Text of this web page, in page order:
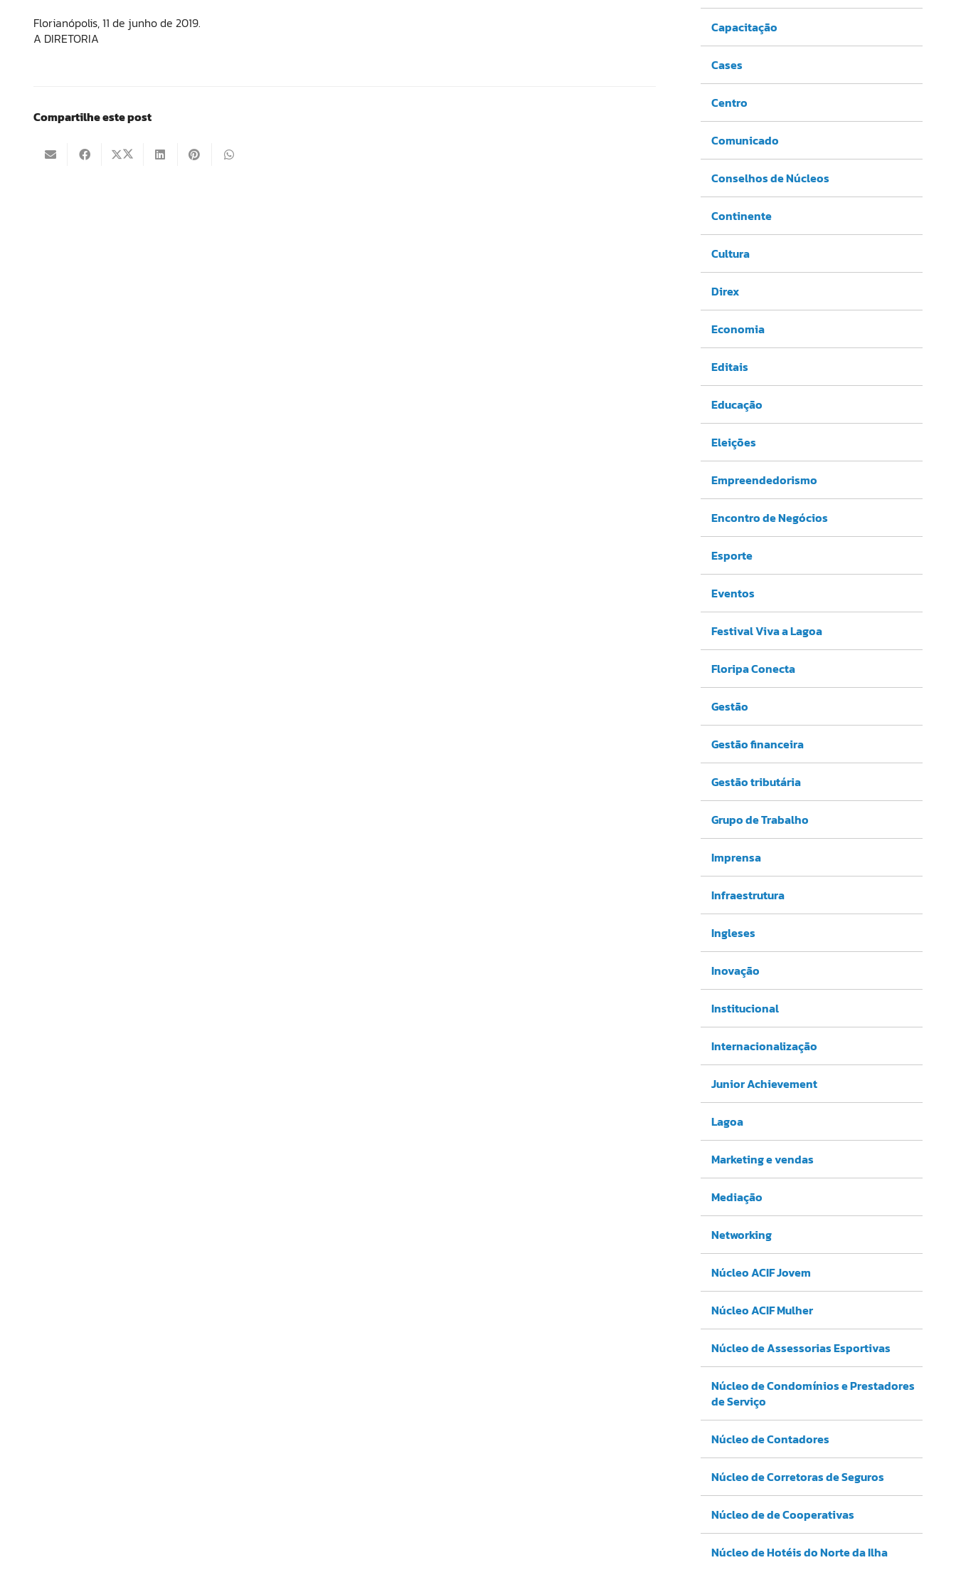
Florianópolis, 11 de junho de 2019.
A DIRETORIA
Compartilhe este post
Capacitação
Cases
Centro
Comunicado
Conselhos de Núcleos
Continente
Cultura
Direx
Economia
Editais
Educação
Eleições
Empreendedorismo
Encontro de Negócios
Esporte
Eventos
Festival Viva a Lagoa
Floripa Conecta
Gestão
Gestão financeira
Gestão tributária
Grupo de Trabalho
Imprensa
Infraestrutura
Ingleses
Inovação
Institucional
Internacionalização
Junior Achievement
Lagoa
Marketing e vendas
Mediação
Networking
Núcleo ACIF Jovem
Núcleo ACIF Mulher
Núcleo de Assessorias Esportivas
Núcleo de Condomínios e Prestadores
de Serviço
Núcleo de Contadores
Núcleo de Corretoras de Seguros
Núcleo de de Cooperativas
Núcleo de Hotéis do Norte da Ilha